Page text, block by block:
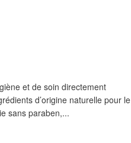
et de soin directement
d’origine naturelle pour le
sans paraben,...